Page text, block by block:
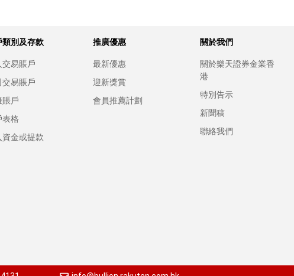
類別及存款
交易賬戶
交易賬戶
賬戶
表格
資金或提款
推廣優惠
最新優惠
迎新獎賞
會員推薦計劃
關於我們
關於樂天證券金業香
港
特別告示
新聞稿
聯絡我們